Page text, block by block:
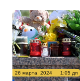
26 марта, 2024 1:05 дп